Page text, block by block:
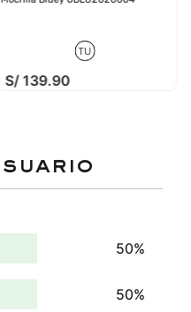
TU
S/ 139.90
50%
50%